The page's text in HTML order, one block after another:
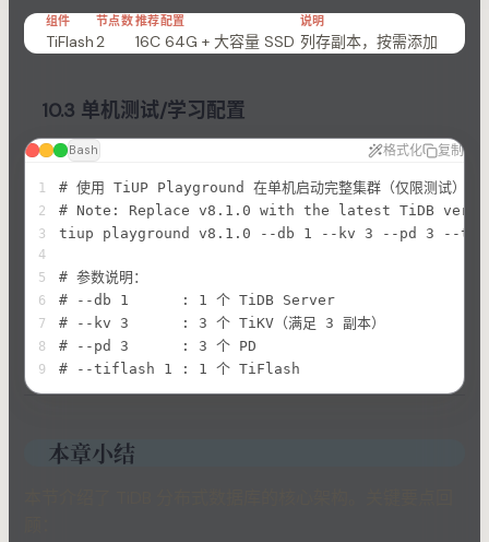
组件 节点数推荐配置 说明
TiFlash2 16C 64G + 大容量 SSD 列存副本，按需添加
10.3 单机测试/学习配置
Bash 格式化 复制
1 # 使用 TiUP Playground 在单机启动完整集群（仅限测试）
2 # Note: Replace v8.1.0 with the latest TiDB
3 tiup playground v8.1.0 --db 1 --kv 3 --pd 3 --
4
5
# 参数说明：
6 # --db 1      : 1 个 TiDB Server
7 # --kv 3      : 3 个 TiKV（满足 3 副本）
8 # --pd 3      : 3 个 PD
9 # --tiflash 1 : 1 个 TiFlash
本章小结